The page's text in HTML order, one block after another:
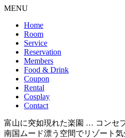
MENU
Home
Room
Service
Reservation
Members
Food & Drink
Coupon
Rental
Cosplay
Contact
富山に突如現れた楽園 … コンセ
南国ムード漂う空間でリゾート